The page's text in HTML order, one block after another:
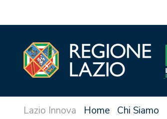
Home Chi Siamo